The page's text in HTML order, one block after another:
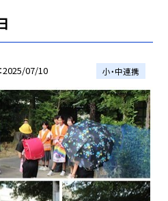
2025/07/10 小・中連携